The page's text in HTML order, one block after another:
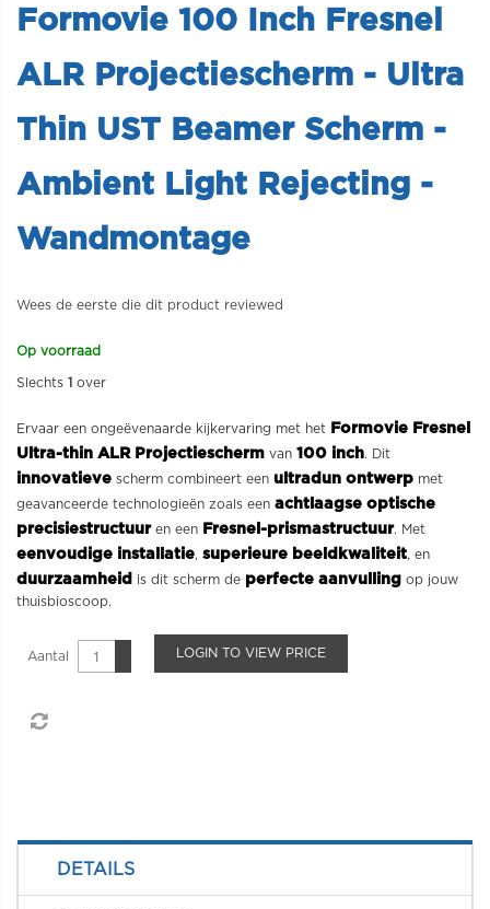
Formovie 100 Inch Fresnel
ALR Projectiescherm - Ultra
Thin UST Beamer Scherm -
Ambient Light Rejecting -
Wandmontage
Wees de eerste die dit product reviewed
Op voorraad
Slechts 1 over
Ervaar een ongeëvenaarde kijkervaring met het
Formovie Fresnel
Ultra-thin ALR Projectiescherm van 100 inch. Dit
innovatieve scherm combineert een ultradun ontwerp met
geavanceerde technologieën zoals een achtlaagse optische
precisiestructuuren een Fresnel-prismastructuur. Met
eenvoudige installatie, superieure beeldkwaliteit, en
duurzaamheid is dit scherm de perfecte aanvulling op jouw
thuisbioscoop.
Aantal LOGIN TO VIEW PRICE
DETAILS